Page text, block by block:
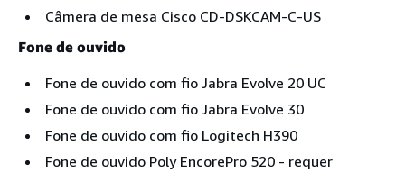
Câmera de mesa Cisco CD-DSKCAM-C-US
Fone de ouvido
Fone de ouvido com fio Jabra Evolve 20 UC
Fone de ouvido com fio Jabra Evolve 30
Fone de ouvido com fio Logitech H390
Fone de ouvido Poly EncorePro 520 - requer